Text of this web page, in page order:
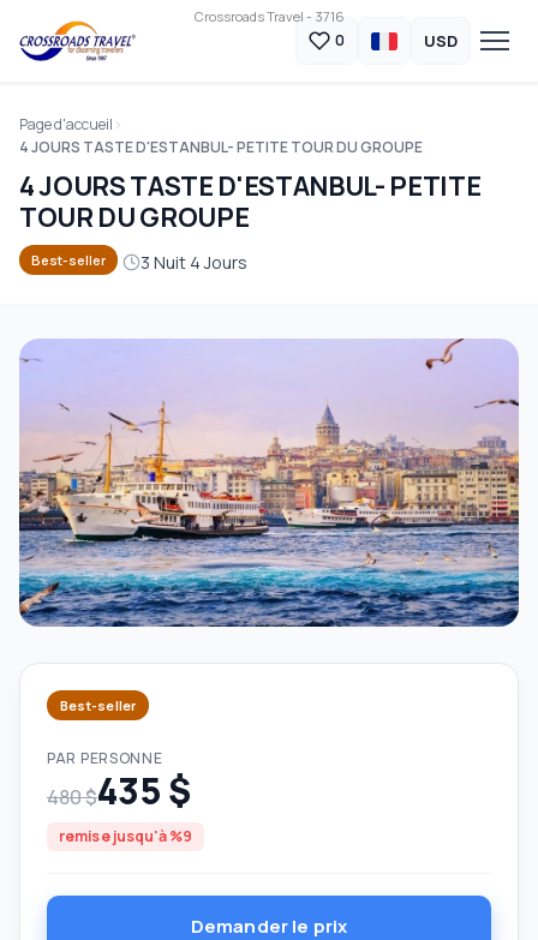
Crossroads Travel - 3716
0 USD
Page d'accueil
4 JOURS TASTE D'ESTANBUL- PETITE TOUR DU GROUPE
4 JOURS TASTE D'ESTANBUL- PETITE
TOUR DU GROUPE
Best-seller 3 Nuit 4 Jours
Best-seller
PAR PERSONNE
480 $435 $
remise jusqu'à %9
Demander le prix